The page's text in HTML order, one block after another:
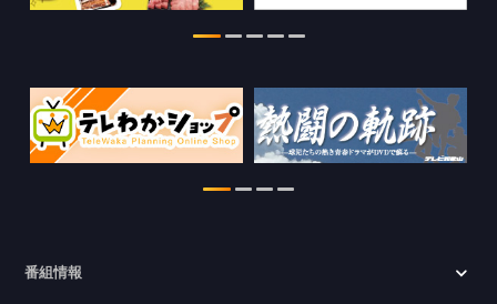
新しました。
2026.06.23
番組情報